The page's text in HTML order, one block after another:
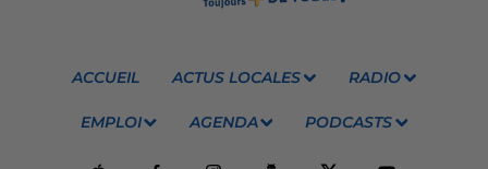
ACCUEIL ACTUS LOCALES RADIO
EMPLOI AGENDA PODCASTS